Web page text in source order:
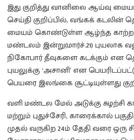
இது குறித்து வானிலை ஆய்வு
செய்தி குறிப்பில், வங்கக் கடலின்
மையம் கொண்டுள்ள ஆழ்ந்த
மண்டலம் இன்று(மார்ச்.21) புயலாக
நிகோபார் தீவுகளை கடக்கும் என
புயலுக்கு ‘அசானி’ என
பெயரை இலங்கை சூட்டியுள்ளது
வளி மண்டல மேல் அடுக்கு சுழற்சி
மற்றும் புதுச்சேரி, காரைக்கால்
முதல் வருகிற 24ம் தேதி வரை ஒரு